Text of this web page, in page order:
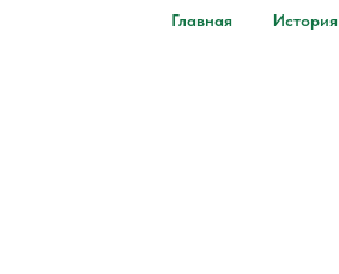
Главная История